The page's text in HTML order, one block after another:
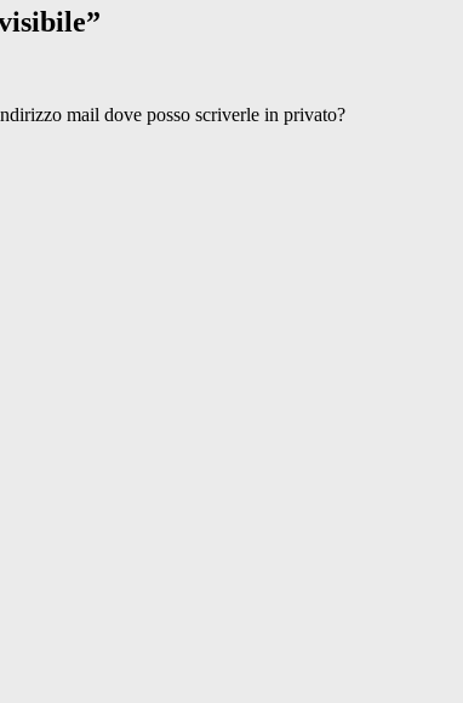
”
mail dove posso scriverle in privato?